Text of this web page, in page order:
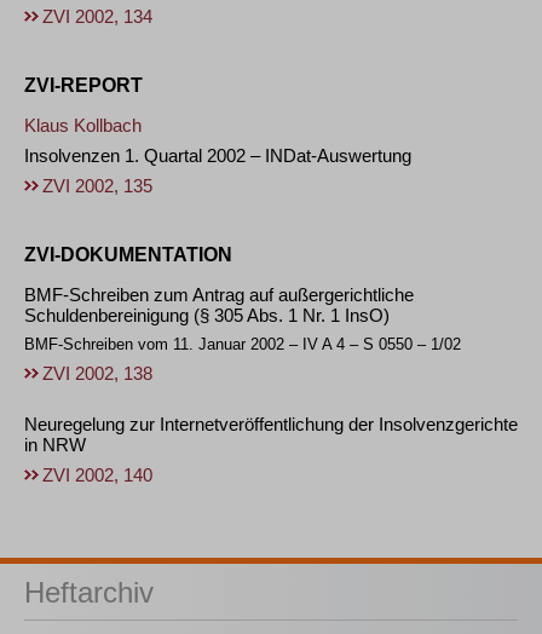
ZVI 2002, 134
ZVI-REPORT
Klaus Kollbach
Insolvenzen 1. Quartal 2002 – INDat-Auswertung
ZVI 2002, 135
ZVI-DOKUMENTATION
BMF-Schreiben zum Antrag auf außergerichtliche
Schuldenbereinigung (§ 305 Abs. 1 Nr. 1 InsO)
BMF-Schreiben vom 11. Januar 2002 – IV A 4 – S 0550 – 1/02
ZVI 2002, 138
Neuregelung zur Internetveröffentlichung der Insolvenzgerichte
in NRW
ZVI 2002, 140
Heftarchiv